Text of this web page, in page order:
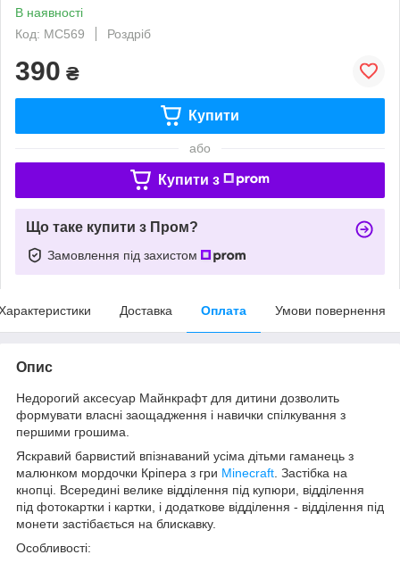
В наявності
Код: MC569
Роздріб
390 ₴
Купити
або
Купити з
Що таке купити з Пром?
Замовлення під захистом
Доставка Оплата Умови повернення
Опис
Недорогий аксесуар Майнкрафт для дитини дозволить
формувати власні заощадження і навички спілкування з
першими грошима.
Яскравий барвистий впізнаваний усіма дітьми гаманець з
малюнком мордочки Кріпера з гри Minecraft . Застібка на
кнопці. Всередині велике відділення під купюри, відділення
під фотокартки і картки, і додаткове відділення - відділення під
монети застібається на блискавку.
Особливості: